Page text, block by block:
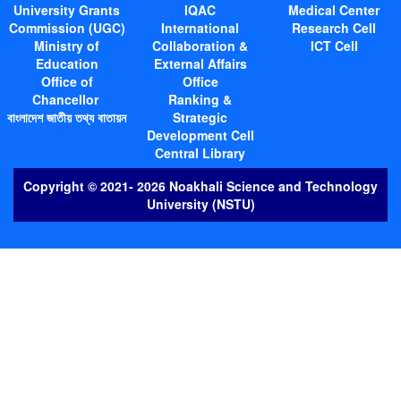
University Grants
Commission (UGC)
Ministry of
Education
Office of
Chancellor
বাংলাদেশ জাতীয় তথ্য বাতায়ন
IQAC
International
Collaboration &
External Affairs
Office
Ranking &
Strategic
Development Cell
Central Library
Medical Center
Research Cell
ICT Cell
Copyright © 2021- 2026 Noakhali Science and Technology
University (NSTU)